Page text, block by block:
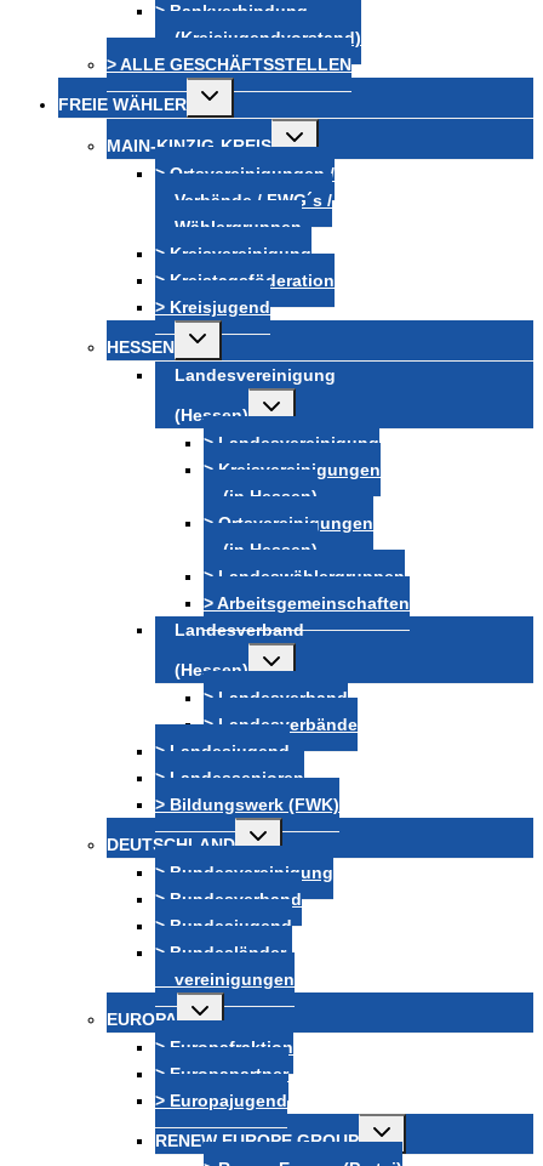
> Bankverbindung
(Kreisjugendvorstand)
> ALLE GESCHÄFTSSTELLEN
FREIE WÄHLER
Untermenü
MAIN-KINZIG-KREIS
Untermenü
umschalten
> Ortsvereinigungen /
Verbände / FWG´s /
Wählergruppen
> Kreisvereinigung
> Kreistagsföderation
> Kreisjugend
HESSEN
Untermenü
Landesvereinigung
(Hessen)
Untermenü
umschalten
> Landesvereinigung
> Kreisvereinigungen
(in Hessen)
> Ortsvereinigungen
(in Hessen)
> Landeswählergruppen
> Arbeitsgemeinschaften
Landesverband
(Hessen)
Untermenü
umschalten
> Landesverband
> Landesverbände
> Landesjugend
> Landessenioren
> Bildungswerk (FWK)
DEUTSCHLAND
Untermenü
umschalten
> Bundesvereinigung
> Bundesverband
> Bundesjugend
> Bundesländer-
vereinigungen
EUROPA
Untermenü
umschalten
> Europafraktion
> Europapartner
> Europajugend
RENEW EUROPE GROUP
Untermenü
umschalten